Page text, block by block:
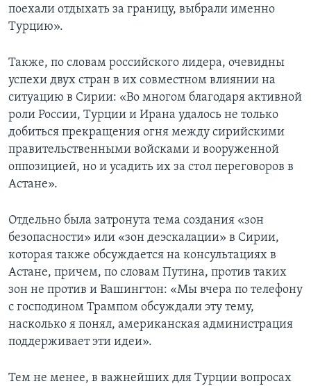
поехали отдыхать за границу, выбрали именно
Турцию».
Также, по словам российского лидера, очевидны
успехи двух стран в их совместном влиянии на
ситуацию в Сирии: «Во многом благодаря активной
роли России, Турции и Ирана удалось не только
добиться прекращения огня между сирийскими
правительственными войсками и вооруженной
оппозицией, но и усадить их за стол переговоров в
Астане».
Отдельно была затронута тема создания «зон
безопасности» или «зон деэскалации» в Сирии,
которая также обсуждается на консультациях в
Астане, причем, по словам Путина, против таких
зон не против и Вашингтон: «Мы вчера по телефону
с господином Трампом обсуждали эту тему,
насколько я понял, американская администрация
поддерживает эти идеи».
Тем не менее, в важнейших для Турции вопросах